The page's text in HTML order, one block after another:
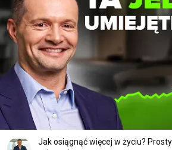
Jak osiągnąć więcej w życiu?